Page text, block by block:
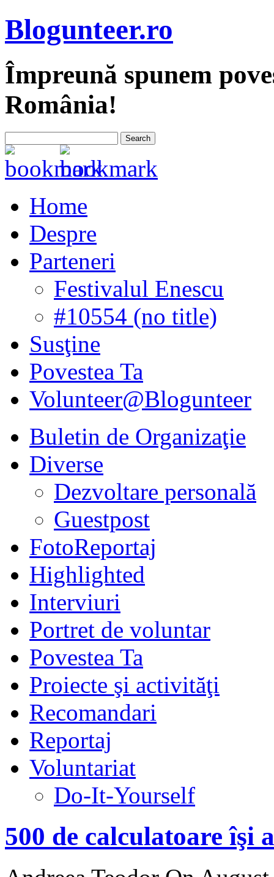
Blogunteer.ro
Împreună spunem
România!
Home
Despre
Parteneri
Festivalul Enescu
#10554 (no title)
Susţine
Povestea Ta
Volunteer@Blogunteer
Buletin de Organizaţie
Diverse
Dezvoltare personală
Guestpost
FotoReportaj
Highlighted
Interviuri
Portret de voluntar
Povestea Ta
Proiecte şi activităţi
Recomandari
Reportaj
Voluntariat
Do-It-Yourself
500 de calculatoare îşi